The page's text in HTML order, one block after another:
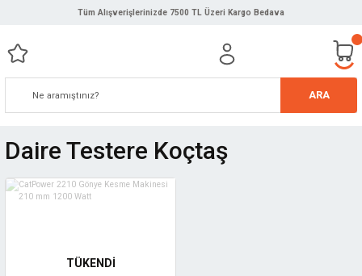
Tüm Alışverişlerinizde 7500 TL Üzeri Kargo Bedava
ARA
Daire Testere Koçtaş
TÜKENDİ